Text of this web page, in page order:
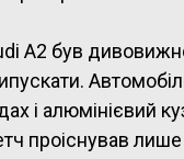
A2 був
і алюмінієвий
проіснував лише